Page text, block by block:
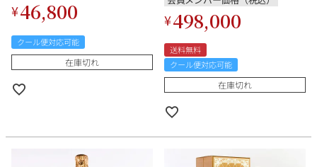
¥46,800
クール便対応可能
在庫切れ
¥498,000
送料無料
クール便対応可能
在庫切れ